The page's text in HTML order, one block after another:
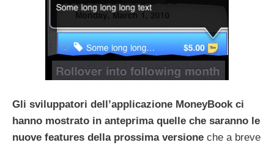
Gli sviluppatori dell’applicazione MoneyBook ci
hanno mostrato in anteprima quelle che saranno le
nuove features della prossima versione che a breve